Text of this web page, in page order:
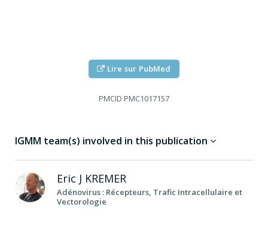
Lire sur PubMed
PMCID PMC1017157
IGMM team(s) involved in this publication
Eric J KREMER
Adénovirus : Récepteurs, Trafic Intracellulaire et
Vectorologie